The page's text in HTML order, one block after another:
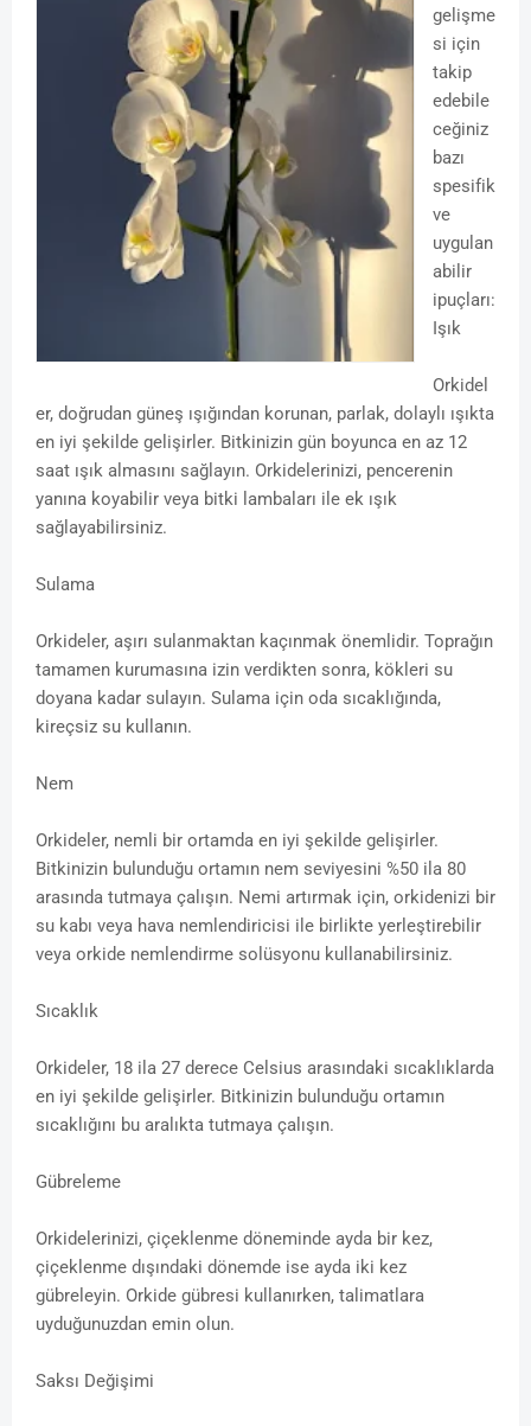
gelişme
si için
takip
edebile
ceğiniz
bazı
spesifik
ve
uygulan
abilir
ipuçları:
Işık
Orkidel
er, doğrudan güneş ışığından korunan, parlak, dolaylı ışıkta
en iyi şekilde gelişirler. Bitkinizin gün boyunca en az 12
saat ışık almasını sağlayın. Orkidelerinizi, pencerenin
yanına koyabilir veya bitki lambaları ile ek ışık
sağlayabilirsiniz.
Sulama
Orkideler, aşırı sulanmaktan kaçınmak önemlidir. Toprağın
tamamen kurumasına izin verdikten sonra, kökleri su
doyana kadar sulayın. Sulama için oda sıcaklığında,
kireçsiz su kullanın.
Nem
Orkideler, nemli bir ortamda en iyi şekilde gelişirler.
Bitkinizin bulunduğu ortamın nem seviyesini %50 ila 80
arasında tutmaya çalışın. Nemi artırmak için, orkidenizi bir
su kabı veya hava nemlendiricisi ile birlikte yerleştirebilir
veya orkide nemlendirme solüsyonu kullanabilirsiniz.
Sıcaklık
Orkideler, 18 ila 27 derece Celsius arasındaki sıcaklıklarda
en iyi şekilde gelişirler. Bitkinizin bulunduğu ortamın
sıcaklığını bu aralıkta tutmaya çalışın.
Gübreleme
Orkidelerinizi, çiçeklenme döneminde ayda bir kez,
çiçeklenme dışındaki dönemde ise ayda iki kez
gübreleyin. Orkide gübresi kullanırken, talimatlara
uyduğunuzdan emin olun.
Saksı Değişimi